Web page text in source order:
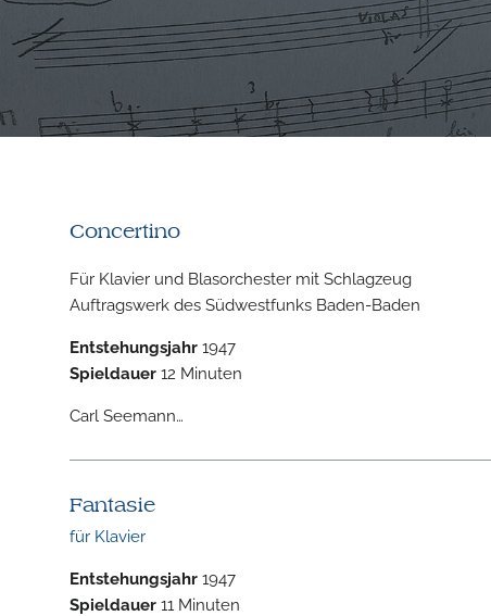
Concertino
Für Klavier und Blasorchester mit Schlagzeug
Auftragswerk des Südwestfunks Baden-Baden
Entstehungsjahr1947
Spieldauer12 Minuten
Carl Seemann…
Fantasie
für Klavier
Entstehungsjahr1947
Spieldauer11 Minuten